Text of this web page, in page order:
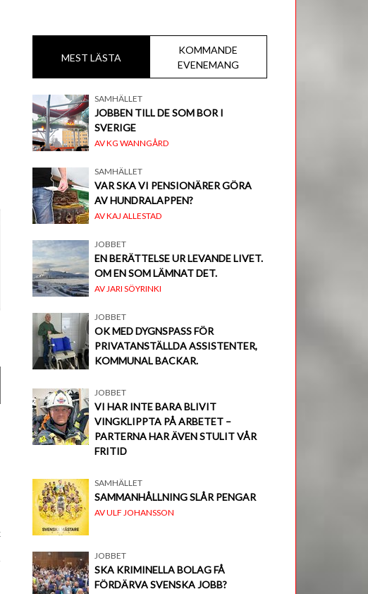
MEST LÄSTA
KOMMANDE
EVENEMANG
SAMHÄLLET
JOBBEN TILL DE SOM BOR I
SVERIGE
AV KG WANNGÅRD
SAMHÄLLET
VAR SKA VI PENSIONÄRER GÖRA
AV HUNDRALAPPEN?
AV KAJ ALLESTAD
JOBBET
EN BERÄTTELSE UR LEVANDE LIVET.
OM EN SOM LÄMNAT DET.
AV JARI SÖYRINKI
JOBBET
OK MED DYGNSPASS FÖR
PRIVATANSTÄLLDA ASSISTENTER,
KOMMUNAL BACKAR.
JOBBET
VI HAR INTE BARA BLIVIT
VINGKLIPPTA PÅ ARBETET –
PARTERNA HAR ÄVEN STULIT VÅR
FRITID
SAMHÄLLET
SAMMANHÅLLNING SLÅR PENGAR
AV ULF JOHANSSON
JOBBET
SKA KRIMINELLA BOLAG FÅ
FÖRDÄRVA SVENSKA JOBB?